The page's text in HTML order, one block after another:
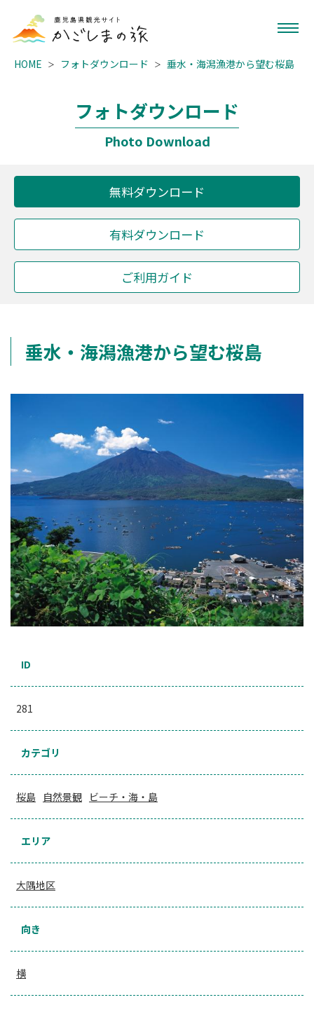
HOME フォトダウンロード 垂水・海潟漁港から望む桜島
フォトダウンロード
Photo Download
無料ダウンロード
有料ダウンロード
ご利用ガイド
垂水・海潟漁港から望む桜島
ID
281
カテゴリ
桜島 自然景観 ビーチ・海・島
エリア
大隅地区
向き
横